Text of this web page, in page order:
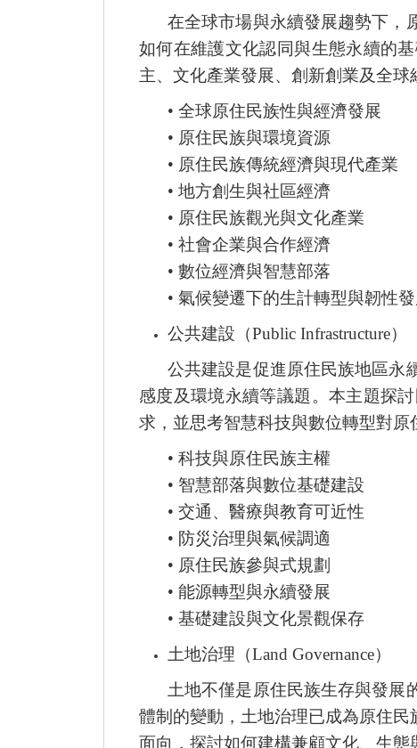
在全球市場與永續發展趨勢下，
如何在維護文化認同與生態永續的
主、文化產業發展、創新創業及全
• 全球原住民族性與經濟發展
• 原住民族與環境資源
• 原住民族傳統經濟與現代產業
• 地方創生與社區經濟
• 原住民族觀光與文化產業
• 社會企業與合作經濟
• 數位經濟與智慧部落
• 氣候變遷下的生計轉型與韌性
公共建設（Public Infrastructure）
公共建設是促進原住民族地區永
感度及環境永續等議題。本主題探
求，並思考智慧科技與數位轉型對原
• 科技與原住民族主權
• 智慧部落與數位基礎建設
• 交通、醫療與教育可近性
• 防災治理與氣候調適
• 原住民族參與式規劃
• 能源轉型與永續發展
• 基礎建設與文化景觀保存
土地治理（Land Governance）
土地不僅是原住民族生存與發展
體制的變動，土地治理已成為原住
面向，探討如何建構兼顧文化、生態